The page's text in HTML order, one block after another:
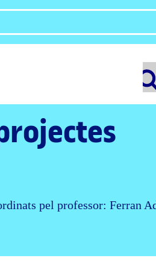
pel professor: Ferran